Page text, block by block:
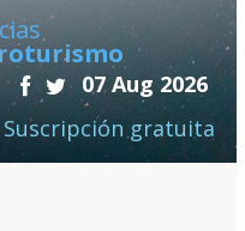
07 Aug 2026
Suscripción gratuita